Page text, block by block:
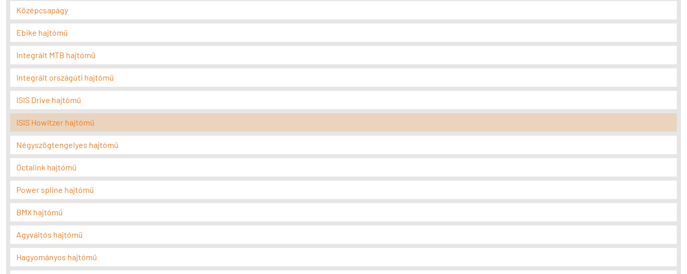
Középcsapágy
Ebike hajtómű
Integrált MTB hajtómű
Integrált országúti hajtómű
ISIS Drive hajtómű
ISIS Howitzer hajtómű
Négyszögtengelyes hajtómű
Octalink hajtómű
Power spline hajtómű
BMX hajtómű
Agyváltós hajtómű
Hagyományos hajtómű